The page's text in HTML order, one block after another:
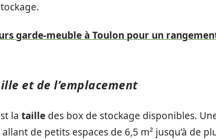
garde-meuble à Toulon pour un
et de l’emplacement
la taille des box de stockage disponibles.
de petits espaces de 6,5 m² jusqu’à de